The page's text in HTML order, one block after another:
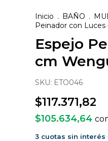
Inicio . BAÑO .
Peinador con
Espejo
cm
SKU: ETO046
$117.371,82
$105.634,64
3 cuotas sin interés